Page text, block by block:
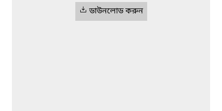
ডাউনলোড করুন